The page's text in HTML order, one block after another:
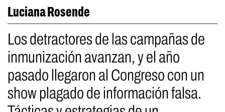
Luciana Rosende
Los detractores de las campañas de
inmunización avanzan, y el año
pasado llegaron al Congreso con un
show plagado de información falsa.